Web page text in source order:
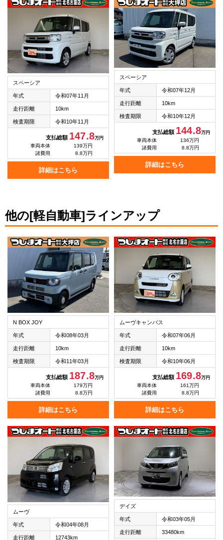
スペーシア
年式 令和07年11月
走行距離 10km
検査期限 令和10年11月
支払総額 147.8万円
車両本体
139万円
諸費用
8.8万円
詳細はこちら
スペーシア
年式 令和07年12月
走行距離 10km
検査期限 令和10年12月
支払総額 144.8万円
車両本体
136万円
諸費用
8.8万円
詳細はこちら
他の[軽自動車]ラインアップ
N BOX JOY
年式 令和08年03月
走行距離 10km
検査期限 令和11年03月
支払総額 187.8万円
車両本体
179万円
諸費用
8.8万円
詳細はこちら
ムーヴキャンバス
年式 令和07年06月
走行距離 10km
検査期限 令和10年06月
支払総額 169.8万円
車両本体
161万円
諸費用
8.8万円
詳細はこちら
ムーヴ
年式 令和04年08月
走行距離 12743km
デイズ
年式 令和03年05月
走行距離 33480km